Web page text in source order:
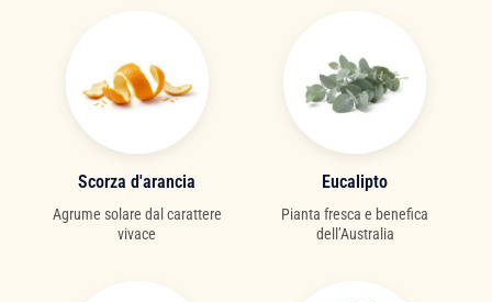
Scorza d'arancia
Agrume solare dal carattere
vivace
Eucalipto
Pianta fresca e benefica
dell’Australia